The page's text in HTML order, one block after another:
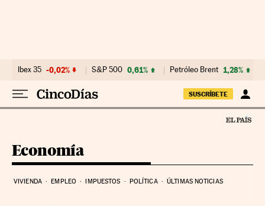
Ibex 35 -0,02% S&P 500 0,61% Petróleo Brent 1,28%
SUSCRÍBETE
Economía
VIVIENDA EMPLEO IMPUESTOS POLÍTICA ÚLTIMAS NOTICIAS